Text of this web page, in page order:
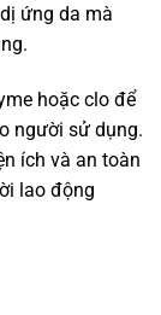
ứng da mà
hoặc clo để
người sử dụng.
ích và an toàn
lao động